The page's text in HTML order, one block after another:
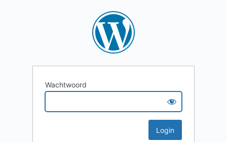
Wachtwoord